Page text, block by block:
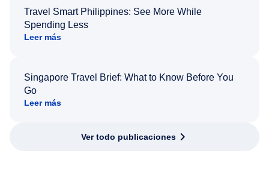
Travel Smart Philippines: See More While
Spending Less
Leer más
Singapore Travel Brief: What to Know Before You
Go
Leer más
Ver todo publicaciones